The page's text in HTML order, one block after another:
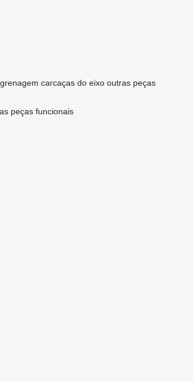
carcaças do eixo outras peças
peças funcionais